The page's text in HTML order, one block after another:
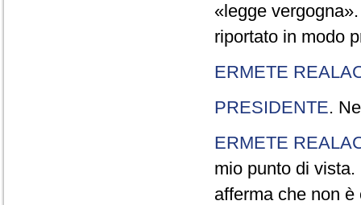
«legge
riportato in modo
ERMETE
PRESIDENTE.
ERMETE
mio punto di
afferma che non